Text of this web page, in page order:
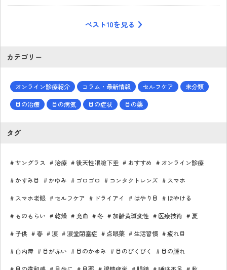
ベスト10を見る
カテゴリー
オンライン診療紹介 コラム・最新情報 セルフケア 未分類
目の治療 目の病気 目の症状 目の薬
タグ
サングラス 治療 後天性眼瞼下垂 おすすめ オンライン診療
かすみ目 かゆみ ゴロゴロ コンタクトレンズ スマホ
スマホ老眼 セルフケア ドライアイ はやり目 ぼやける
ものもらい 乾燥 充血 冬 加齢黄斑変性 医療技術 夏
子供 春 涙 涙堂閉塞症 点眼薬 生活習慣 疲れ目
白内障 目が赤い 目のかゆみ 目のぴくぴく 目の腫れ